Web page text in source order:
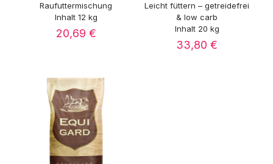
Raufuttermischung
Inhalt 12 kg
20,69 €
Leicht füttern – getreidefrei
& low carb
Inhalt 20 kg
33,80€